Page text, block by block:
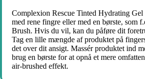
Complexion Rescue Tinted Hydrating Gel
med rene fingre eller med en børste, som
Brush. Hvis du vil, kan du påføre dit
Tag en lille mængde af produktet på
det over dit ansigt. Massér produktet ind
brug en børste for at opnå et mere
air-brushed effekt.